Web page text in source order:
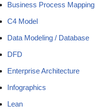
Business Process Mapping
C4 Model
Data Modeling / Database
DFD
Enterprise Architecture
Infographics
Lean